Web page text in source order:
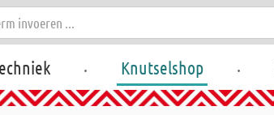
. Knutselshop .